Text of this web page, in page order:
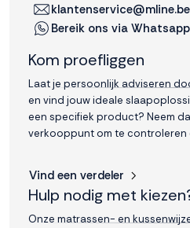
klantenservice@mline.be
Bereik ons via Whatsapp
Kom proefliggen
Laat je persoonlijk adviseren
en vind jouw ideale
een specifiek product? Neem
verkooppunt om te controleren
Vind een verdeler
Hulp nodig met
Onze matrassen- en